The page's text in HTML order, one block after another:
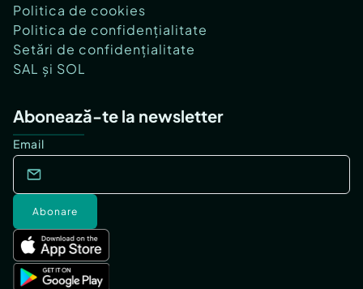
Politica de cookies
Politica de confidențialitate
Setări de confidențialitate
SAL și SOL
Abonează-te la newsletter
Email
Abonare